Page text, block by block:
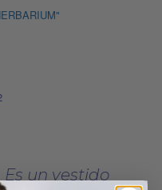
un vestido